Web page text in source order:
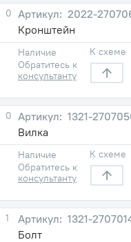
0
2022-
Кронштейн
Наличие
Обратитесь к
консультанту
К схеме
0
1321-
Вилка
Наличие
Обратитесь к
консультанту
К схеме
1
1321-
Болт